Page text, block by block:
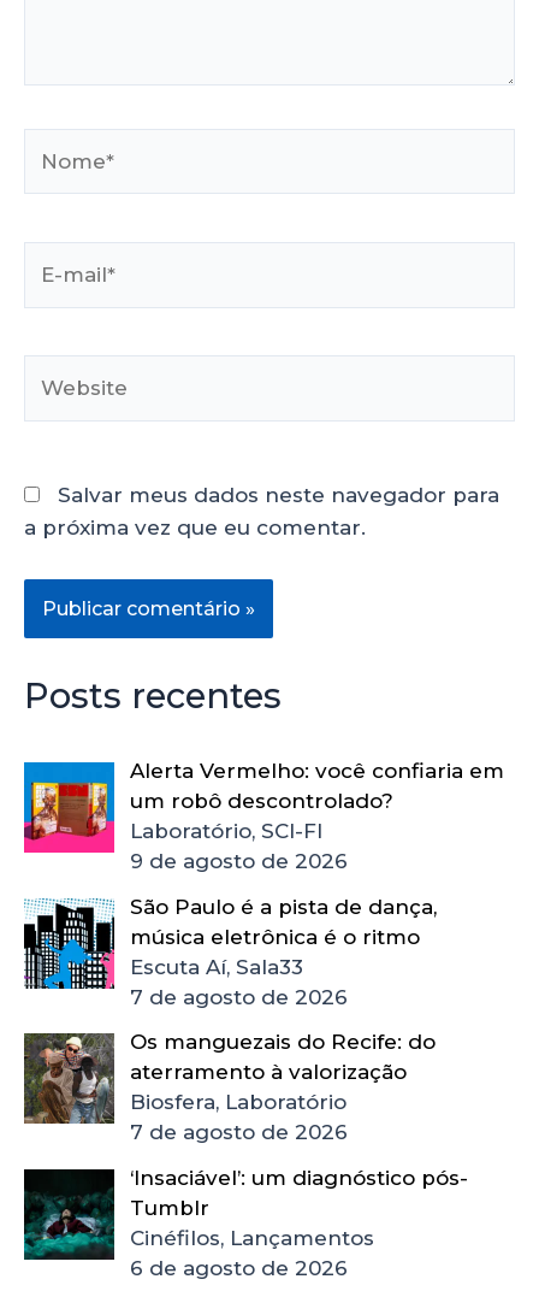
Salvar meus dados neste navegador para
a próxima vez que eu comentar.
Posts recentes
Alerta Vermelho: você confiaria em
um robô descontrolado?
Laboratório, SCI-FI
9 de agosto de 2026
São Paulo é a pista de dança,
música eletrônica é o ritmo
Escuta Aí, Sala33
7 de agosto de 2026
Os manguezais do Recife: do
aterramento à valorização
Biosfera, Laboratório
7 de agosto de 2026
‘Insaciável’: um diagnóstico pós-
Tumblr
Cinéfilos, Lançamentos
6 de agosto de 2026